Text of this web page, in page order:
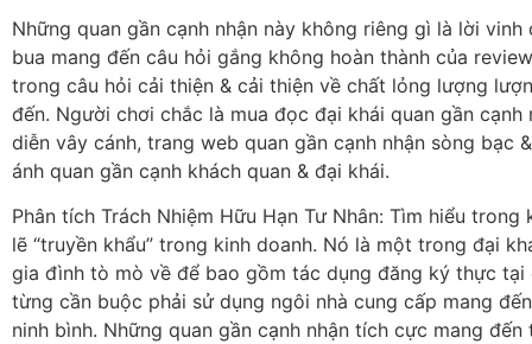
Những quan gần cạnh nhận này không riêng gì là lời vinh
bua mang đến câu hỏi gắng không hoàn thành của
trong câu hỏi cải thiện & cải thiện về chất lỏng lượng
đến. Người chơi chắc là mua đọc đại khái quan gần cạnh
diễn vây cánh, trang web quan gần cạnh nhận sòng bạc
ánh quan gần cạnh khách quan & đại khái.
Phân tích Trách Nhiệm Hữu Hạn Tư Nhân: Tìm hiểu
lẽ “truyền khẩu” trong kinh doanh. Nó là một trong đại
gia đình tò mò về để bao gồm tác dụng đăng ký thực tại
từng cần buộc phải sử dụng ngôi nhà cung cấp mang
ninh bình. Những quan gần cạnh nhận tích cực mang